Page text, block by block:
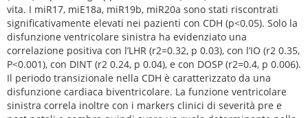
vita. I miR17, miE18a, miR19b, miR20a sono stati riscontrati
significativamente elevati nei pazienti con CDH (p<0.05). Solo la
disfunzione ventricolare sinistra ha evidenziato una
correlazione positiva con l’LHR (r2=0.32, p 0.03), con l’IO (r2 0.35,
P<0.001), con DINT (r2 0.24, p 0.04), e con DOSP (r2=0.4, p 0.006).
Il periodo transizionale nella CDH è caratterizzato da una
disfunzione cardiaca biventricolare. La funzione ventricolare
sinistra correla inoltre con i markers clinici di severità pre e